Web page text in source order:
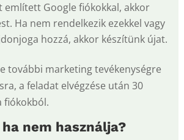
említett Google fiókokkal, akkor
Ha nem rendelkezik ezekkel vagy
hozzá, akkor készítünk újat.
további marketing tevékenységre
a feladat elvégzése után 30
fiókokból.
nem használja?